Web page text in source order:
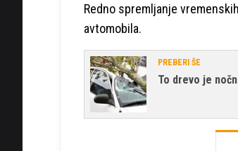
Redno spremljanje
avtomobila.
PREBERI ŠE
To drevo je